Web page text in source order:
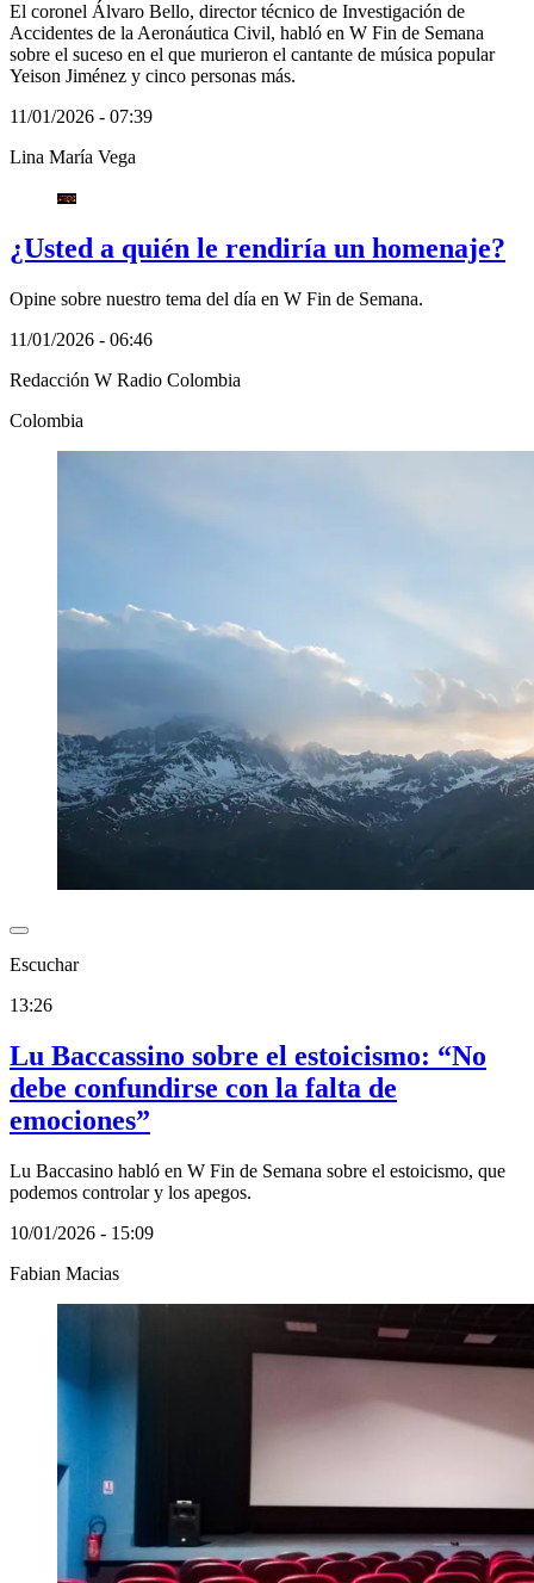
El coronel Álvaro Bello, director técnico de Investigación de
Accidentes de la Aeronáutica Civil, habló en W Fin de Semana
sobre el suceso en el que murieron el cantante de música popular
Yeison Jiménez y cinco personas más.
11/01/2026 - 07:39
Lina María Vega
¿Usted a quién le rendiría un homenaje?
Opine sobre nuestro tema del día en W Fin de Semana.
11/01/2026 - 06:46
Redacción W Radio Colombia
Colombia
Escuchar
13:26
Lu Baccassino sobre el estoicismo: “No
debe confundirse con la falta de
emociones”
Lu Baccasino habló en W Fin de Semana sobre el estoicismo, que
podemos controlar y los apegos.
10/01/2026 - 15:09
Fabian Macias